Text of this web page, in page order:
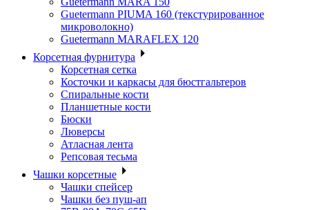
Guetermann PIUMA 160 (текстурированное
микроволокно)
Guetermann MARAFLEX 120
Корсетная фурнитура
Корсетная сетка
Косточки и каркасы для бюстгальтеров
Спиральные кости
Планшетные кости
Бюски
Люверсы
Атласная лента
Репсовая тесьма
Чашки корсетные
Чашки спейсер
Чашки без пуш-ап